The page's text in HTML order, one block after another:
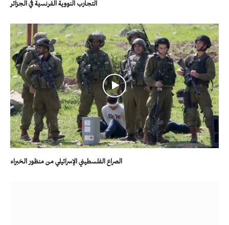
التجارب النووية الفرنسية في الجزائر
الصراع الفلسطيني الإسرائيلي من منظور الخبراء